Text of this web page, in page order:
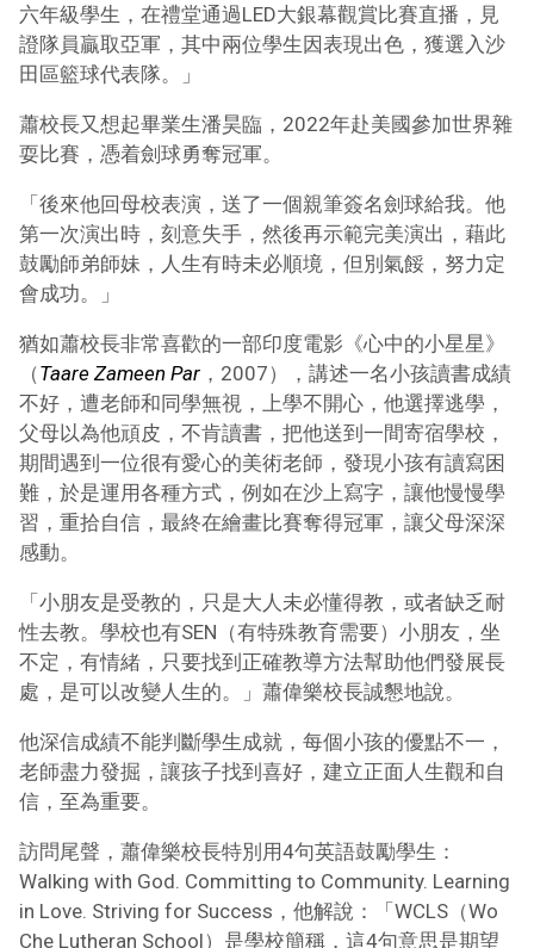
六年級學生，在禮堂通過LED大銀幕觀賞比賽直播，見
證隊員贏取亞軍，其中兩位學生因表現出色，獲選入沙
田區籃球代表隊。」
蕭校長又想起畢業生潘昊臨，2022年赴美國參加世界雜
耍比賽，憑着劍球勇奪冠軍。
「後來他回母校表演，送了一個親筆簽名劍球給我。他
第一次演出時，刻意失手，然後再示範完美演出，藉此
鼓勵師弟師妹，人生有時未必順境，但別氣餒，努力定
會成功。」
猶如蕭校長非常喜歡的一部印度電影《心中的小星星》
（Taare Zameen Par ，2007），講述一名小孩讀書成績
不好，遭老師和同學無視，上學不開心，他選擇逃學，
父母以為他頑皮，不肯讀書，把他送到一間寄宿學校，
期間遇到一位很有愛心的美術老師，發現小孩有讀寫困
難，於是運用各種方式，例如在沙上寫字，讓他慢慢學
習，重拾自信，最終在繪畫比賽奪得冠軍，讓父母深深
感動。
「小朋友是受教的，只是大人未必懂得教，或者缺乏耐
性去教。學校也有SEN（有特殊教育需要）小朋友，坐
不定，有情緒，只要找到正確教導方法幫助他們發展長
處，是可以改變人生的。」蕭偉樂校長誠懇地說。
他深信成績不能判斷學生成就，每個小孩的優點不一，
老師盡力發掘，讓孩子找到喜好，建立正面人生觀和自
信，至為重要。
訪問尾聲，蕭偉樂校長特別用4句英語鼓勵學生：
Walking with God. Committing to Community. Learning
in Love. Striving for Success，他解說：「WCLS（Wo
Che Lutheran School）是學校簡稱，這4句意思是期望